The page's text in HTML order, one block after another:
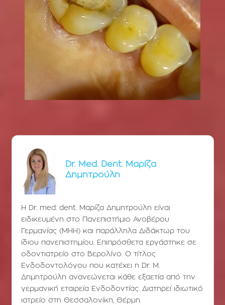
Dr. Med. Dent. Μαρίζα
Δημητρούλη
Η Dr. med. dent. Μαρίζα Δημητρούλη είναι
ειδικευμένη στο Πανεπιστήμιο Ανοβέρου
Γερμανίας (ΜΗΗ) και παράλληλα Διδάκτωρ του
ίδιου πανεπιστημίου. Επιπρόσθετα εργάστηκε σε
οδοντιατρείο στο Βερολίνο. Ο τίτλος
Ενδοδοντολόγου που κατέχει η Dr. Μ.
Δημητρούλη ανανεώνεται κάθε εξαετία από την
γερμανική εταιρεία Ενδοδοντίας. Διατηρεί ιδιωτικό
ιατρείο στη Θεσσαλονίκη, Θέρμη.